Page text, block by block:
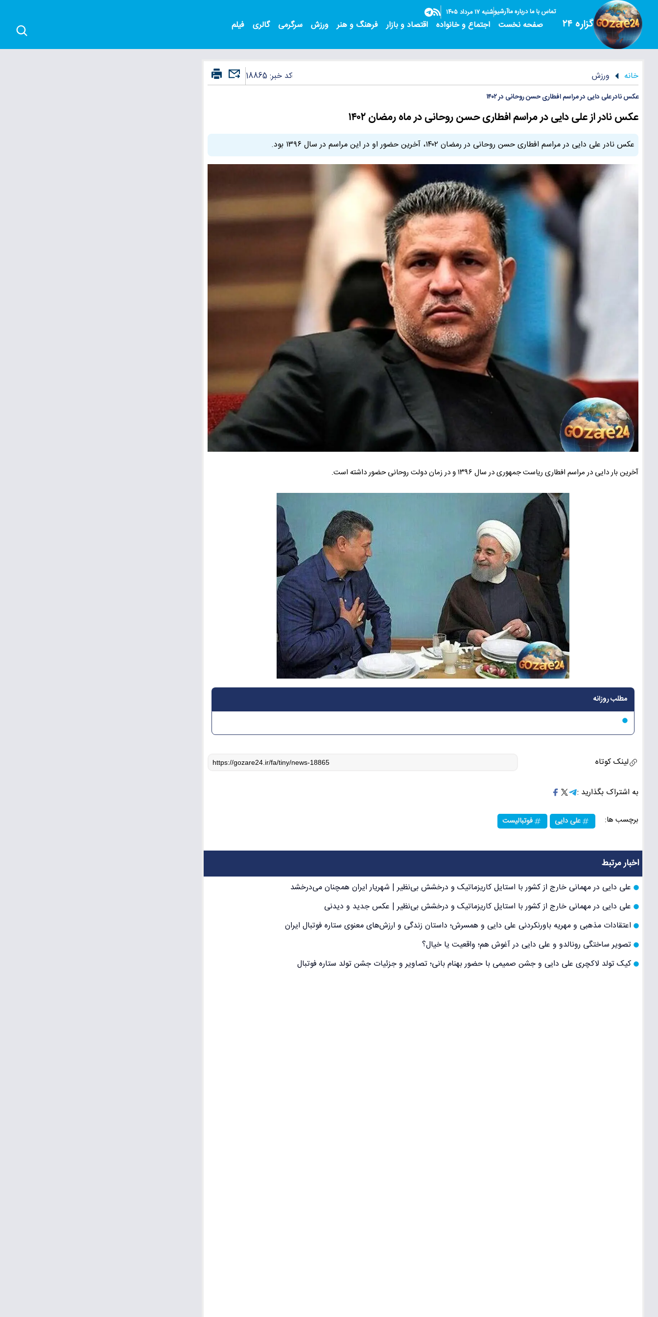
گزاره ۲۴
تماس با مادرباره ماآرشیوشنبه ۱۷ مرداد ۱۴۰۵
صفحه نخست اجتماع و خانواده اقتصاد و بازار فرهنگ و هنر ورزش سرگرمی گالری فیلم
خانه ورزش کد خبر:18865
عکس نادر علی دایی در مراسم افطاری حسن روحانی در ۱۴۰۲
عکس نادر از علی دایی در مراسم افطاری حسن روحانی در ماه رمضان ۱۴۰۲
عکس نادر علی دایی در مراسم افطاری حسن روحانی در رمضان ۱۴۰۲، آخرین حضور او در این مراسم در سال ۱۳۹۶ بود.
آخرین بار دایی در مراسم افطاری ریاست جمهوری در سال ۱۳۹۶ و در زمان دولت روحانی حضور داشته است.
مطلب روزانه
لینک کوتاه
به اشتراک بگذارید :
برچسب ها: علی دایی فوتبالیست
اخبار مرتبط
علی دایی در مهمانی خارج از کشور با استایل کاریزماتیک و درخشش بی‌نظیر | شهریار ایران همچنان می‌درخشد
علی دایی در مهمانی خارج از کشور با استایل کاریزماتیک و درخشش بی‌نظیر | عکس جدید و دیدنی
اعتقادات مذهبی و مهریه باورنکردنی علی دایی و همسرش؛ داستان زندگی و ارزش‌های معنوی ستاره فوتبال ایران
تصویر ساختگی رونالدو و علی دایی در آغوش هم؛ واقعیت یا خیال؟
کیک تولد لاکچری علی دایی و جشن صمیمی با حضور بهنام بانی؛ تصاویر و جزئیات جشن تولد ستاره فوتبال